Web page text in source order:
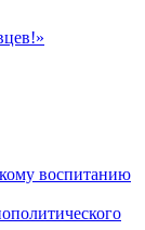
воспитанию